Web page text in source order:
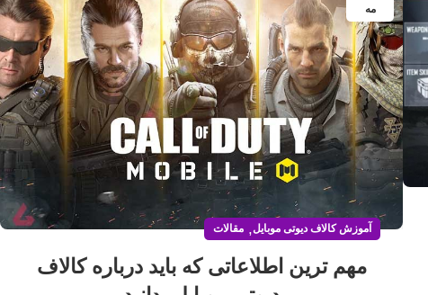
مه
آموزش کالاف دیوتی موبایل, مقالات
مهم ترین اطلاعاتی که باید درباره کالاف